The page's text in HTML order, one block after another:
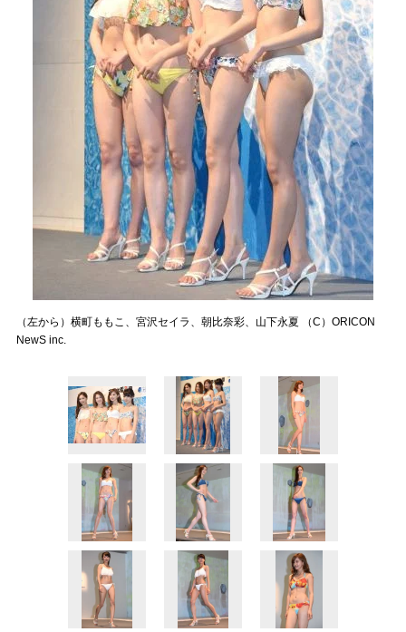
（左から）横町ももこ、宮沢セイラ、朝比奈彩、山下永夏 （C）ORICON
NewS inc.